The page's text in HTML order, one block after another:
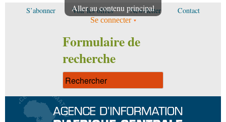
Aller au contenu principal
S’abonner Voir les offres Newsletter Contact
Se connecter
Formulaire de
recherche